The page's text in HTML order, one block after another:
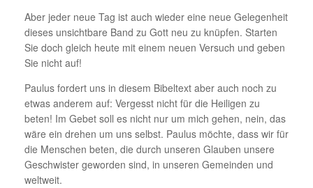
Aber jeder neue Tag ist auch wieder eine neue Gelegenheit
dieses unsichtbare Band zu Gott neu zu knüpfen. Starten
Sie doch gleich heute mit einem neuen Versuch und geben
Sie nicht auf!
Paulus fordert uns in diesem Bibeltext aber auch noch zu
etwas anderem auf: Vergesst nicht für die Heiligen zu
beten! Im Gebet soll es nicht nur um mich gehen, nein, das
wäre ein drehen um uns selbst. Paulus möchte, dass wir für
die Menschen beten, die durch unseren Glauben unsere
Geschwister geworden sind, in unseren Gemeinden und
weltweit.